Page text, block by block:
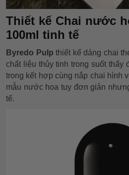
Thiết kế Chai nước
100ml tinh tế
Byredo Pulpthiết kế dáng chai
chất liệu thủy tinh trong suốt
trong kết hợp cùng nắp chai hình
mẫu nước hoa tuy đơn giản
tế.